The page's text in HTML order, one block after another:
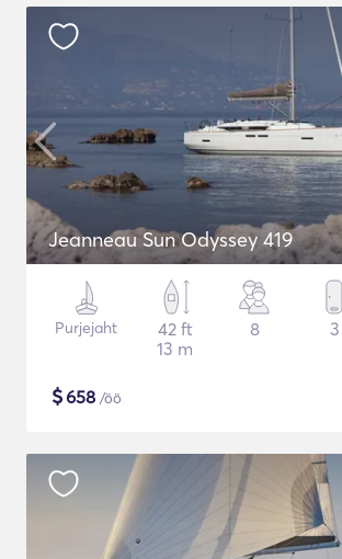
Jeanneau Sun Odyssey 419
Purjejaht
42 ft
13 m
8 3
$658 /öö